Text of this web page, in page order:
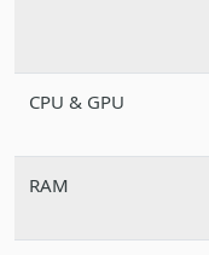
CPU & GPU
RAM